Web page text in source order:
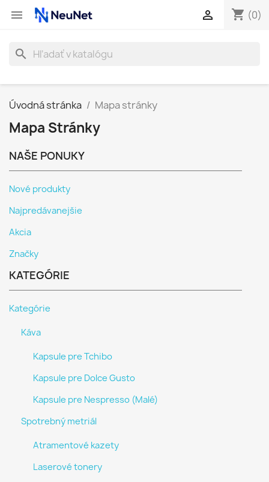
 shopping_cart (0)

search
Úvodná stránka Mapa stránky
Mapa Stránky
NAŠE PONUKY
Nové produkty
Najpredávanejšie
Akcia
Značky
KATEGÓRIE
Kategórie
Káva
Kapsule pre Tchibo
Kapsule pre Dolce Gusto
Kapsule pre Nespresso (Malé)
Spotrebný metriál
Atramentové kazety
Laserové tonery